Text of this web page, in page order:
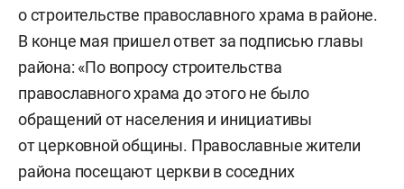
о строительстве православного храма в районе.
В конце мая пришел ответ за подписью главы
района: «По вопросу строительства
православного храма до этого не было
обращений от населения и инициативы
от церковной общины. Православные жители
района посещают церкви в соседних